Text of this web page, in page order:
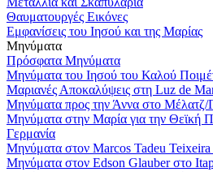
Θαυματουργές Εικόνες
Εμφανίσεις του Ιησού και της Μαρίας
Μηνύματα
Πρόσφατα Μηνύματα
Μηνύματα του Ιησού του Καλού
Μαριανές Αποκαλύψεις στη Luz de
Μηνύματα προς την Άννα στο Μέλατζ/
Μηνύματα στην Μαρία για την Θεϊκή
Γερμανία
Μηνύματα στον Marcos Tadeu Teixeira
Μηνύματα στον Edson Glauber στο